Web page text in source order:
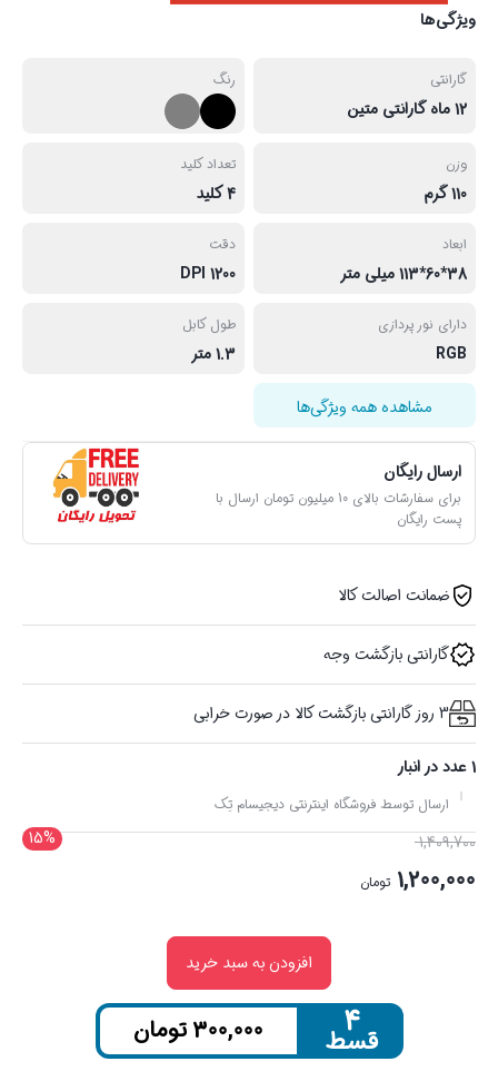
ویژگی‌ها
گارانتی
12 ماه گارانتی متین
رنگ
وزن
110 گرم
تعداد كليد
4 كليد
ابعاد
38*60*113 ميلى متر
دقت
1200 DPI
دارای نور پردازى
RGB
طول كابل
1.3 متر
مشاهده همه ویژگی‌ها
ارسال رایگان
برای سفارشات بالای 10 میلیون تومان ارسال با
پست رایگان
ضمانت اصالت کالا
گارانتی بازگشت وجه
3 روز گارانتی بازگشت کالا در صورت خرابی
1 عدد در انبار
ارسال توسط فروشگاه اینترنتی دیجیسام تِک
15% 1,409,700قیمت
اصلی
1,200,000 تومان
افزودن به سبد خرید
۴
قسط 300,000 تومان